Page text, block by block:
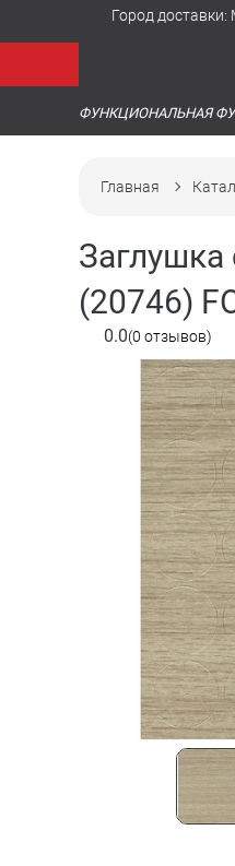
Город доставки:
ФУНКЦИОНАЛЬНАЯ
Главная
(20746)
0.0(0 отзывов)